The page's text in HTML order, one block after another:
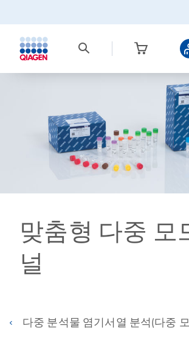
맞춤형 다중 모
널
다중 분석물 염기서열 분석(다중